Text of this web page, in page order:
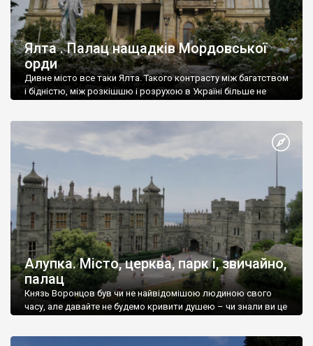
Ялта . Палац нащадків Мордовської
орди
Дивне місто все таки Ялта. Такого контрасту між багатством
і бідністю, між розкішшю і розрухою в Україні більше не
Алупка. Місто, церква, парк і, звичайно,
палац
Князь Воронцов був чи не найвідомішою людиною свого
часу, але давайте не будемо кривити душею – чи знали ви це